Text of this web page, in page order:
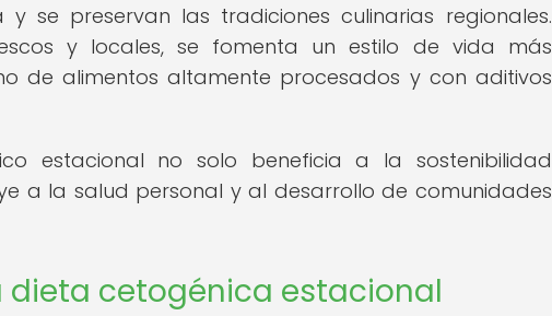
se preservan las tradiciones culinarias regionales.
y locales, se fomenta un estilo de vida más
de alimentos altamente procesados y con aditivos
estacional no solo beneficia a la sostenibilidad
a la salud personal y al desarrollo de comunidades
cetogénica estacional